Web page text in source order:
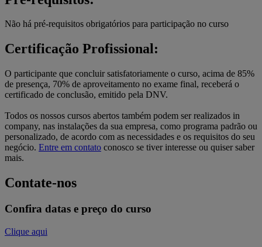
Não há pré-requisitos obrigatórios para participação no curso
Certificação Profissional:
O participante que concluir satisfatoriamente o curso, acima de 85%
de presença, 70% de aproveitamento no exame final, receberá o
certificado de conclusão, emitido pela DNV.
Todos os nossos cursos abertos também podem ser realizados in
company, nas instalações da sua empresa, como programa padrão ou
personalizado, de acordo com as necessidades e os requisitos do seu
negócio. Entre em contato conosco se tiver interesse ou quiser saber
mais.
Contate-nos
Confira datas e preço do curso
Clique aqui